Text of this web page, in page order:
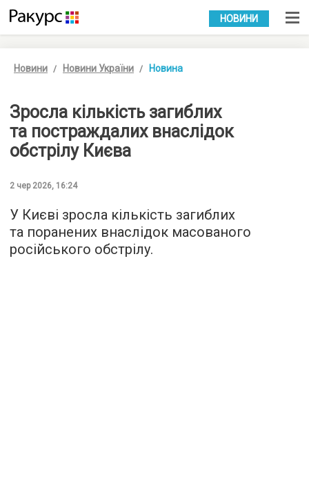
УКР РУС
НОВИНИ
Новини Новини України Новина
Зросла кількість загиблих
та постраждалих внаслідок
обстрілу Києва
2 чер 2026, 16:24
У Києві зросла кількість загиблих
та поранених внаслідок масованого
російського обстрілу.